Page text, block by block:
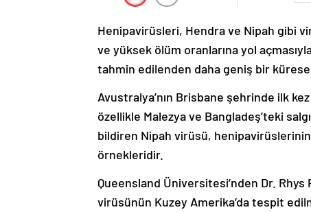
Henipavirüsleri, Hendra ve Nipah gibi
ve yüksek ölüm oranlarına yol
tahmin edilenden daha geniş bir
Avustralya’nın Brisbane şehrinde ilk
özellikle Malezya ve Bangladeş’teki
bildiren Nipah virüsü,
örnekleridir.
Queensland Üniversitesi’nden Dr. Rhys
virüsünün Kuzey Amerika’da tespit